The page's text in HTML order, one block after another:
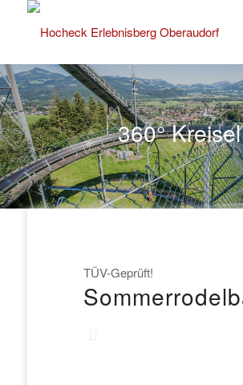
360° Kreisel
TÜV-Geprüft!